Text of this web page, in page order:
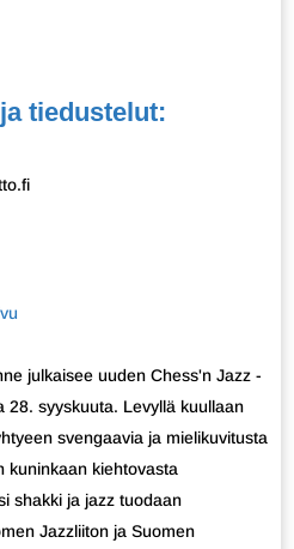
tiedustelut:
julkaisee uuden Chess'n Jazz -
28. syyskuuta. Levyllä kuullaan
svengaavia ja mielikuvitusta
kuninkaan kiehtovasta
shakki ja jazz tuodaan
Jazzliiton ja Suomen